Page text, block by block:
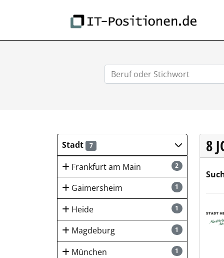
Stadt 7
2
Frankfurt am Main
1
Gaimersheim
1
Heide
1
Magdeburg
1
München
8